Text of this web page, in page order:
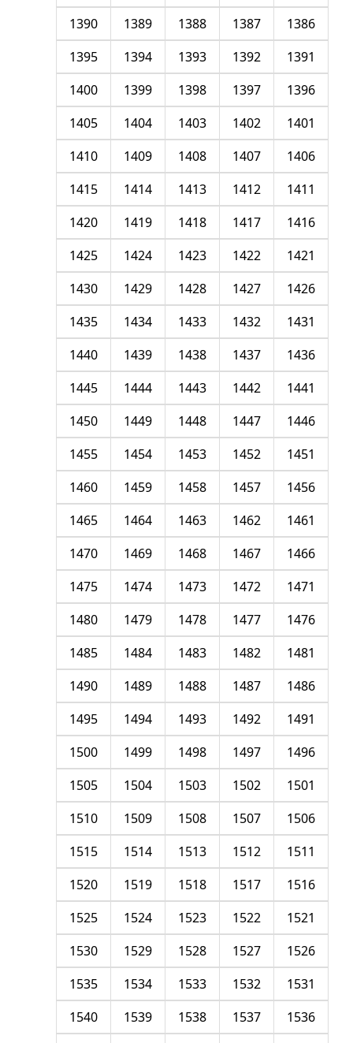
1386
1387
1388
1389
1390
1391
1392
1393
1394
1395
1396
1397
1398
1399
1400
1401
1402
1403
1404
1405
1406
1407
1408
1409
1410
1411
1412
1413
1414
1415
1416
1417
1418
1419
1420
1421
1422
1423
1424
1425
1426
1427
1428
1429
1430
1431
1432
1433
1434
1435
1436
1437
1438
1439
1440
1441
1442
1443
1444
1445
1446
1447
1448
1449
1450
1451
1452
1453
1454
1455
1456
1457
1458
1459
1460
1461
1462
1463
1464
1465
1466
1467
1468
1469
1470
1471
1472
1473
1474
1475
1476
1477
1478
1479
1480
1481
1482
1483
1484
1485
1486
1487
1488
1489
1490
1491
1492
1493
1494
1495
1496
1497
1498
1499
1500
1501
1502
1503
1504
1505
1506
1507
1508
1509
1510
1511
1512
1513
1514
1515
1516
1517
1518
1519
1520
1521
1522
1523
1524
1525
1526
1527
1528
1529
1530
1531
1532
1533
1534
1535
1536
1537
1538
1539
1540